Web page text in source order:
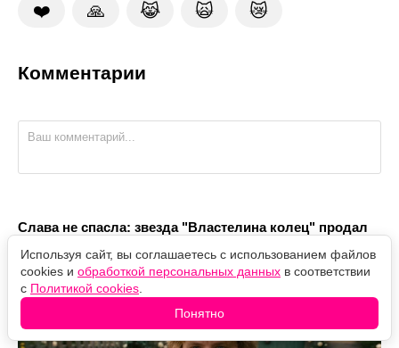
❤️ 🙏 😹 🙀 😿
Комментарии
Слава не спасла: звезда "Властелина колец" продал
Используя сайт, вы соглашаетесь с использованием файлов
cookies и обработкой персональных данных в соответствии
с Политикой cookies
Понятно